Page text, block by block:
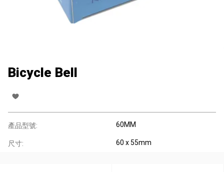
Bicycle Bell
產品型號: 60MM
尺寸: 60 x 55mm